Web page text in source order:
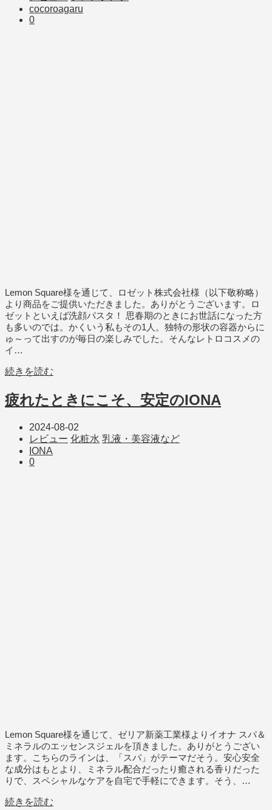
cocoroagaru
0
Lemon Square様を通じて、ロゼット株式会社様（以下敬称略）
より商品をご提供いただきました。ありがとうございます。ロ
ゼットといえば洗顔パスタ！ 思春期のときにお世話になった方
も多いのでは。かくいう私もその1人。独特の形状の容器からに
ゅ～って出すのが毎日の楽しみでした。そんなレトロコスメの
イ…
続きを読む
疲れたときにこそ、安定のIONA
2024-08-02
レビュー 化粧水 乳液・美容液など
IONA
0
Lemon Square様を通じて、ゼリア新薬工業様よりイオナ スパ＆
ミネラルのエッセンスジェルを頂きました。ありがとうござい
ます。こちらのラインは、「スパ」がテーマだそう。安心安全
な成分はもとより、ミネラル配合だったり癒される香りだった
りで、スペシャルなケアを自宅で手軽にできます。そう、…
続きを読む